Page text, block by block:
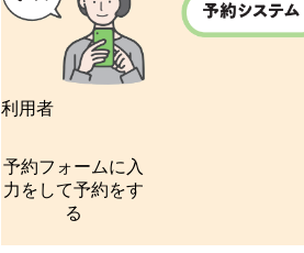
利用者
予約フォームに入
力をして予約をす
る